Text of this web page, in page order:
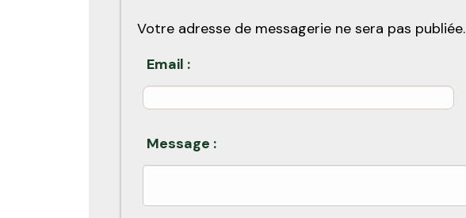
Votre adresse de messagerie ne sera pas publiée.
Email :
Message :